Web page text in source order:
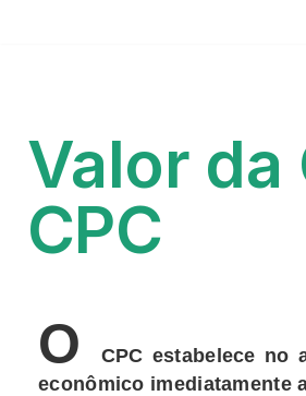
Valor da
CPC
O CPC estabelece no
econômico imediatamente